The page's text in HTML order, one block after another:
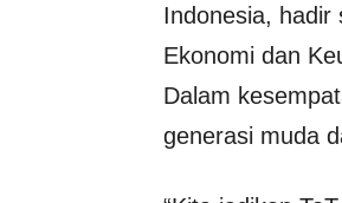
Indonesia, hadir
Ekonomi dan
Dalam
generasi muda